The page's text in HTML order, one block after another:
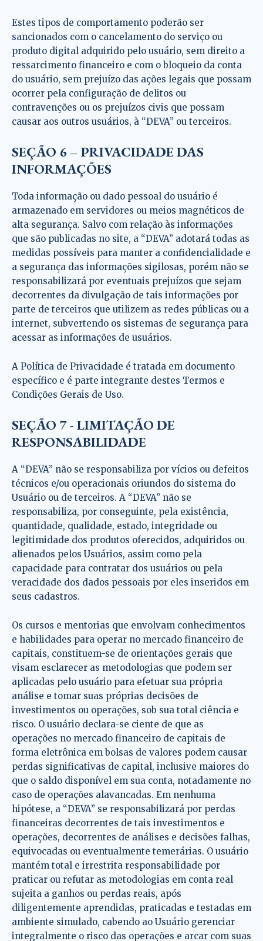
Estes tipos de comportamento poderão ser
sancionados com o cancelamento do serviço ou
produto digital adquirido pelo usuário, sem direito a
ressarcimento financeiro e com o bloqueio da conta
do usuário, sem prejuízo das ações legais que possam
ocorrer pela configuração de delitos ou
contravenções ou os prejuízos civis que possam
causar aos outros usuários, à “DEVA” ou terceiros.
SEÇÃO 6 – PRIVACIDADE DAS
INFORMAÇÕES
Toda informação ou dado pessoal do usuário é
armazenado em servidores ou meios magnéticos de
alta segurança. Salvo com relação às informações
que são publicadas no site, a “DEVA” adotará todas as
medidas possíveis para manter a confidencialidade e
a segurança das informações sigilosas, porém não se
responsabilizará por eventuais prejuízos que sejam
decorrentes da divulgação de tais informações por
parte de terceiros que utilizem as redes públicas ou a
internet, subvertendo os sistemas de segurança para
acessar as informações de usuários.
A Política de Privacidade é tratada em documento
específico e é parte integrante destes Termos e
Condições Gerais de Uso.
SEÇÃO 7 - LIMITAÇÃO DE
RESPONSABILIDADE
A “DEVA” não se responsabiliza por vícios ou defeitos
técnicos e/ou operacionais oriundos do sistema do
Usuário ou de terceiros. A “DEVA” não se
responsabiliza, por conseguinte, pela existência,
quantidade, qualidade, estado, integridade ou
legitimidade dos produtos oferecidos, adquiridos ou
alienados pelos Usuários, assim como pela
capacidade para contratar dos usuários ou pela
veracidade dos dados pessoais por eles inseridos em
seus cadastros.
Os cursos e mentorias que envolvam conhecimentos
e habilidades para operar no mercado financeiro de
capitais, constituem-se de orientações gerais que
visam esclarecer as metodologias que podem ser
aplicadas pelo usuário para efetuar sua própria
análise e tomar suas próprias decisões de
investimentos ou operações, sob sua total ciência e
risco. O usuário declara-se ciente de que as
operações no mercado financeiro de capitais de
forma eletrônica em bolsas de valores podem causar
perdas significativas de capital, inclusive maiores do
que o saldo disponível em sua conta, notadamente no
caso de operações alavancadas. Em nenhuma
hipótese, a “DEVA” se responsabilizará por perdas
financeiras decorrentes de tais investimentos e
operações, decorrentes de análises e decisões falhas,
equivocadas ou eventualmente temerárias. O usuário
mantém total e irrestrita responsabilidade por
praticar ou refutar as metodologias em conta real
sujeita a ganhos ou perdas reais, após
diligentemente aprendidas, praticadas e testadas em
ambiente simulado, cabendo ao Usuário gerenciar
integralmente o risco das operações e arcar com suas